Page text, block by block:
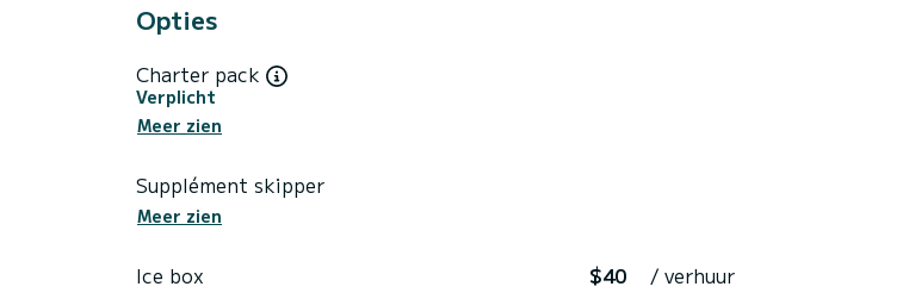
Opties
Charter pack
Verplicht
Meer zien
Supplément skipper
Meer zien
Ice box $40 / verhuur